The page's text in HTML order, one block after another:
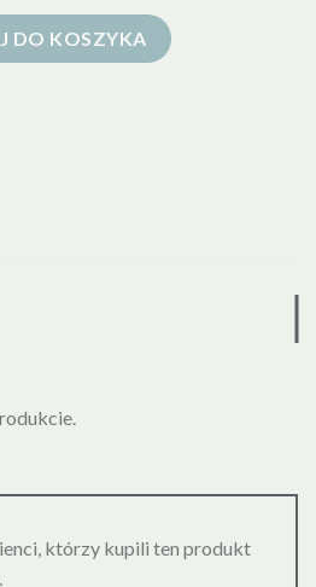
DO KOSZYKA
którzy kupili ten produkt